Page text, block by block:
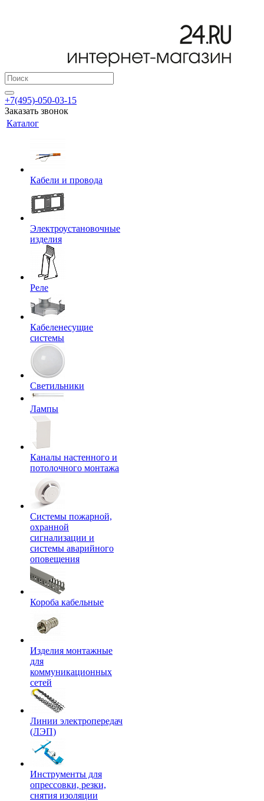
+7(495)-050-03-15
Заказать звонок
Каталог
Кабели и провода
Электроустановочные
изделия
Реле
Кабеленесущие
системы
Светильники
Лампы
Каналы настенного и
потолочного монтажа
Системы пожарной,
охранной
сигнализации и
системы аварийного
оповещения
Короба кабельные
Изделия монтажные
для
коммуникационных
сетей
Линии электропередач
(ЛЭП)
Инструменты для
опрессовки, резки,
снятия изоляции